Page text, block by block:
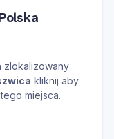
zlokalizowany
kliknij aby
miejsca.